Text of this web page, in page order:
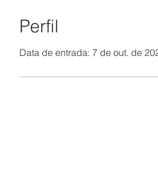
Perfil
Data de entrada: 7 de out. de